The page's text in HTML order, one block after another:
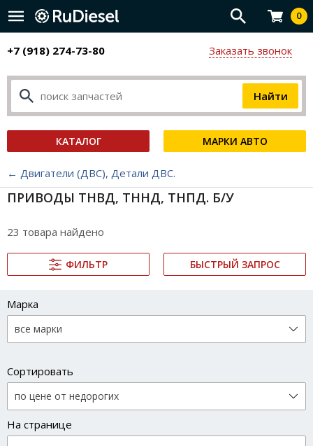
0
+7 (918) 274-73-80 Заказать звонок
КАТАЛОГ МАРКИ АВТО
← Двигатели (ДВС), Детали ДВС.
ПРИВОДЫ ТНВД, ТННД, ТНПД. Б/У
23 товара найдено
ФИЛЬТР БЫСТРЫЙ ЗАПРОС
Марка
Сортировать
На странице